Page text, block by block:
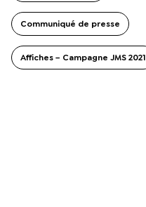
Communiqué de presse
Affiches – Campagne JMS 2021